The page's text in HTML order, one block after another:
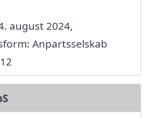
august 2024,
Anpartsselskab